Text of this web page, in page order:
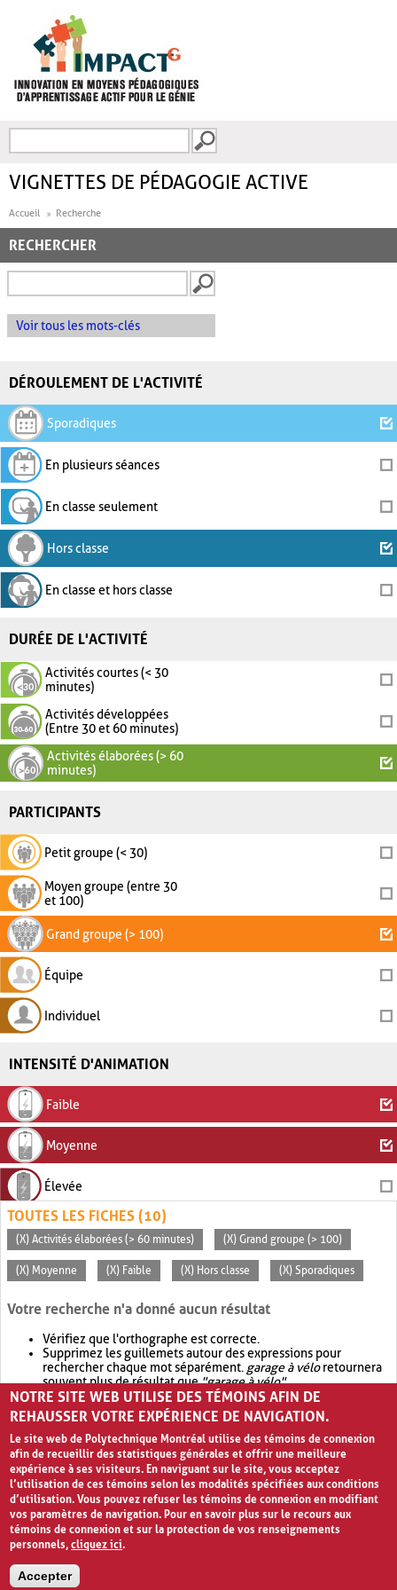
FORMULAIRE DE
VIGNETTES DE PÉDAGOGIE ACTIVE
Accueil Recherche
RECHERCHER
Voir tous les mots-clés
DÉROULEMENT DE L'ACTIVITÉ
Sporadiques
En plusieurs séances
En classe seulement
Hors classe
En classe et hors classe
DURÉE DE L'ACTIVITÉ
Activités courtes (< 30
minutes)
Activités développées
(Entre 30 et 60 minutes)
Activités élaborées (> 60
minutes)
PARTICIPANTS
Petit groupe (< 30)
Moyen groupe (entre 30
et 100)
Grand groupe (> 100)
Équipe
Individuel
INTENSITÉ D'ANIMATION
Faible
Moyenne
Élevée
TOUTES LES FICHES (10)
(X) Activités élaborées (> 60 minutes) (X) Grand groupe (> 100)
(X) Moyenne (X) Faible (X) Hors classe (X) Sporadiques
Votre recherche n'a donné aucun résultat
Vérifiez que l'orthographe est correcte.
Supprimez les guillemets autour des expressions pour
rechercher chaque mot séparément. garage à véloretournera
souvent plus de résultat que"garage à vélo".
Envisagez d'élargir votre recherche avec OR.garage OR vélo
retournera souvent plus de résultat quegarage à vélo
NOTRE SITE WEB UTILISE DES TÉMOINS AFIN DE
REHAUSSER VOTRE EXPÉRIENCE DE NAVIGATION.
Le site web de Polytechnique Montréal utilise des témoins de connexion
afin de recueillir des statistiques générales et offrir une meilleure
expérience à ses visiteurs. En naviguant sur le site, vous acceptez
l’utilisation de ces témoins selon les modalités spécifiées aux conditions
d’utilisation. Vous pouvez refuser les témoins de connexion en modifiant
vos paramètres de navigation. Pour en savoir plus sur le recours aux
témoins de connexion et sur la protection de vos renseignements
personnels,cliquez ici.
Accepter